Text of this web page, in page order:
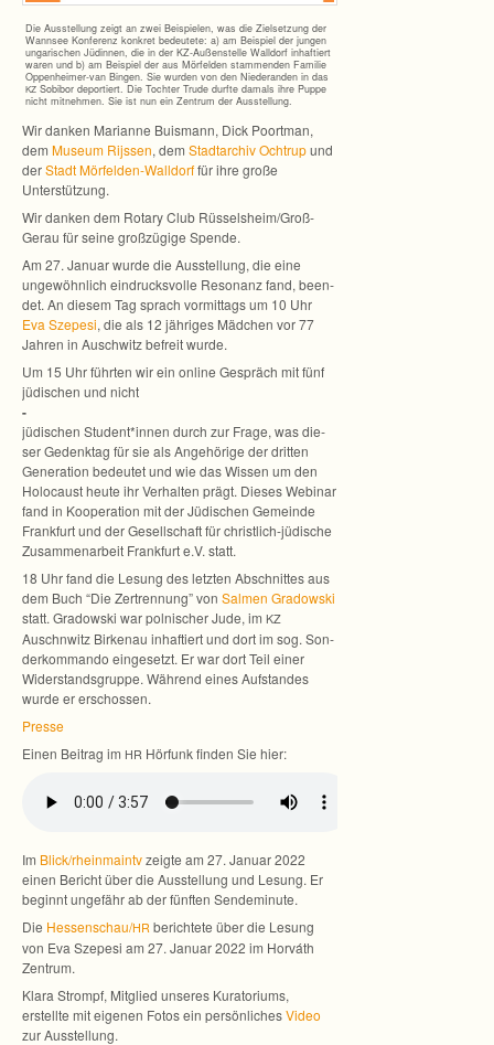
Die Aus­stel­lung zeigt an zwei Bei­spie­len, was die Ziel­set­zung der
Wann­see Kon­fe­renz kon­kret bedeu­tete: a) am Bei­spiel der jun­gen
unga­ri­schen Jüdin­nen, die in der KZ-Außenstelle Wall­dorf inhaf­tiert
waren und b) am Bei­spiel der aus Mör­fel­den stam­men­den Fami­lie
Oppenheimer-van Bin­gen. Sie wur­den von den Nie­deran­den in das
KZ Sobi­bor depor­tiert. Die Toch­ter Trude durfte damals ihre Puppe
nicht mit­neh­men. Sie ist nun ein Zen­trum der Ausstellung.
Wir dan­ken Mari­anne Buis­mann, Dick Poort­man,
dem Museum Rijs­sen, dem Stadt­ar­chiv Och­trupund
derStadt Mörfelden-Walldorffür ihre große
Unterstützung.
Wir dan­ken dem Rotary Club Rüsselsheim/Groß-
Gerau für seine groß­zü­gige Spende.
Am 27. Januar wurde die Aus­stel­lung, die eine
unge­wöhn­lich ein­drucks­volle Reso­nanz fand, been­
det. An die­sem Tag sprach vor­mit­tags um 10 Uhr
Eva Sze­pesi, die als 12 jäh­ri­ges Mäd­chen vor 77
Jah­ren in Ausch­witz befreit wurde.
Um 15 Uhr führ­ten wir ein online Gespräch mit fünf
jüdi­schen und nicht
-
jüdi­schen Student*innen durch zur Frage, was die­
ser Gedenk­tag für sie als Ange­hö­rige der drit­ten
Gene­ra­tion bedeu­tet und wie das Wis­sen um den
Holo­caust heute ihr Ver­hal­ten prägt. Die­ses Webi­nar
fand in Koope­ra­tion mit der Jüdi­schen Gemeinde
Frank­furt und der Gesell­schaft für christlich-jüdische
Zusam­men­ar­beit Frank­furt e.V. statt.
18 Uhr fand die Lesung des letz­ten Abschnit­tes aus
dem Buch “Die Zer­tren­nung” von Sal­men Gra­dow­ski
statt. Gra­dow­ski war pol­ni­scher Jude, im KZ
Auschnwitz Bir­kenau inhaf­tiert und dort im sog. Son­
der­kom­mando ein­ge­setzt. Er war dort Teil einer
Wider­stands­gruppe. Wäh­rend eines Auf­stan­des
wurde er erschossen.
Presse
Einen Bei­trag im HR Hör­funk fin­den Sie hier:
Im Blick/rheinmaintvzeigte am 27. Januar 2022
einen Bericht über die Aus­stel­lung und Lesung. Er
beginnt unge­fähr ab der fünf­ten Sendeminute.
Die Hessenschau/HR berich­tete über die Lesung
von Eva Sze­pesi am 27. Januar 2022 im Hor­váth
Zentrum.
Klara Strompf, Mit­glied unse­res Kura­to­ri­ums,
erstellte mit eige­nen Fotos ein per­sön­li­chesVideo
zur Ausstellung.